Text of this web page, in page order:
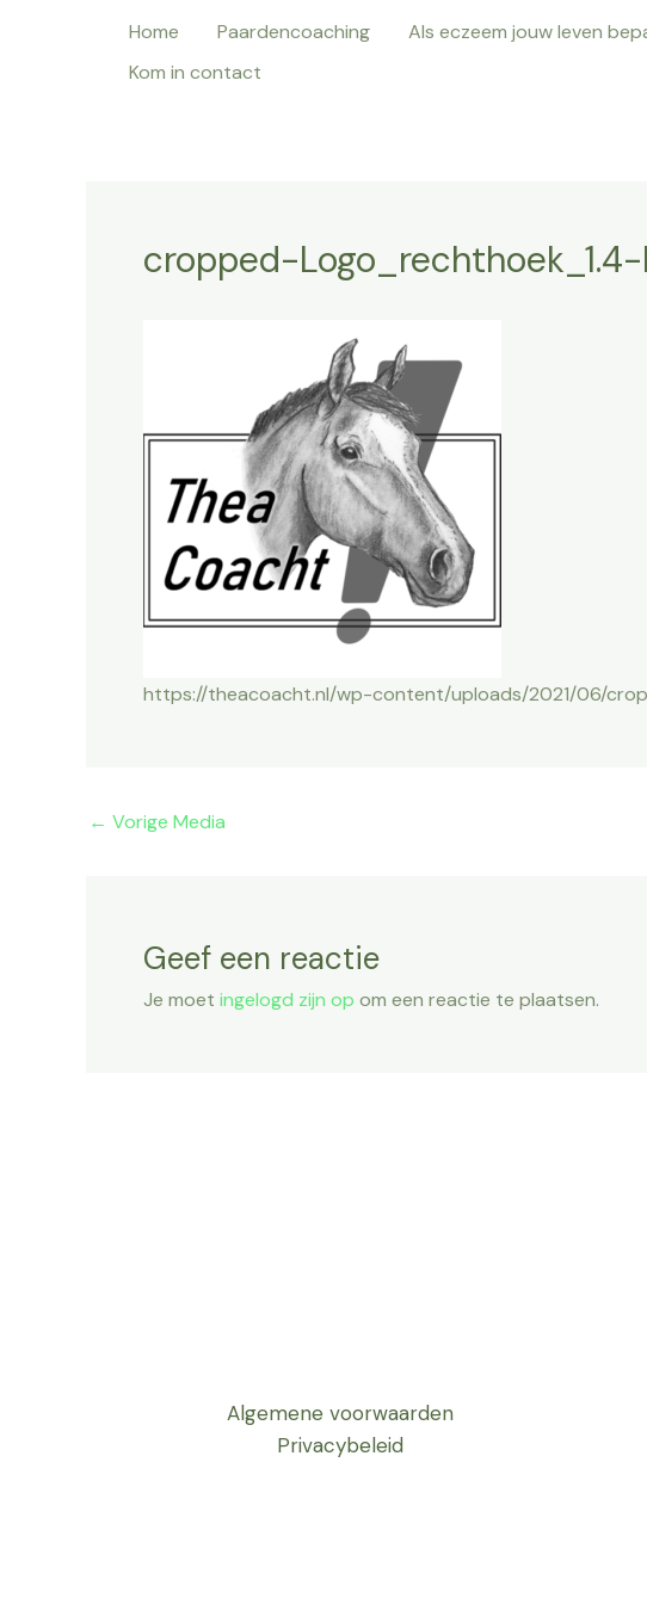
Home Paardencoaching Als eczeem jouw leven
Kom in contact
cropped-
https://theacoacht.nl/wp-content/uploads/2021/06/
← Vorige Media
Geef een reactie
Je moet ingelogd zijn op om een reactie te plaatsen.
Algemene voorwaarden
Privacybeleid